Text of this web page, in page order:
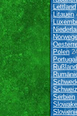
Lettland
Litauen
Polen
Portugal
Rußland
Schweiz
Serbien